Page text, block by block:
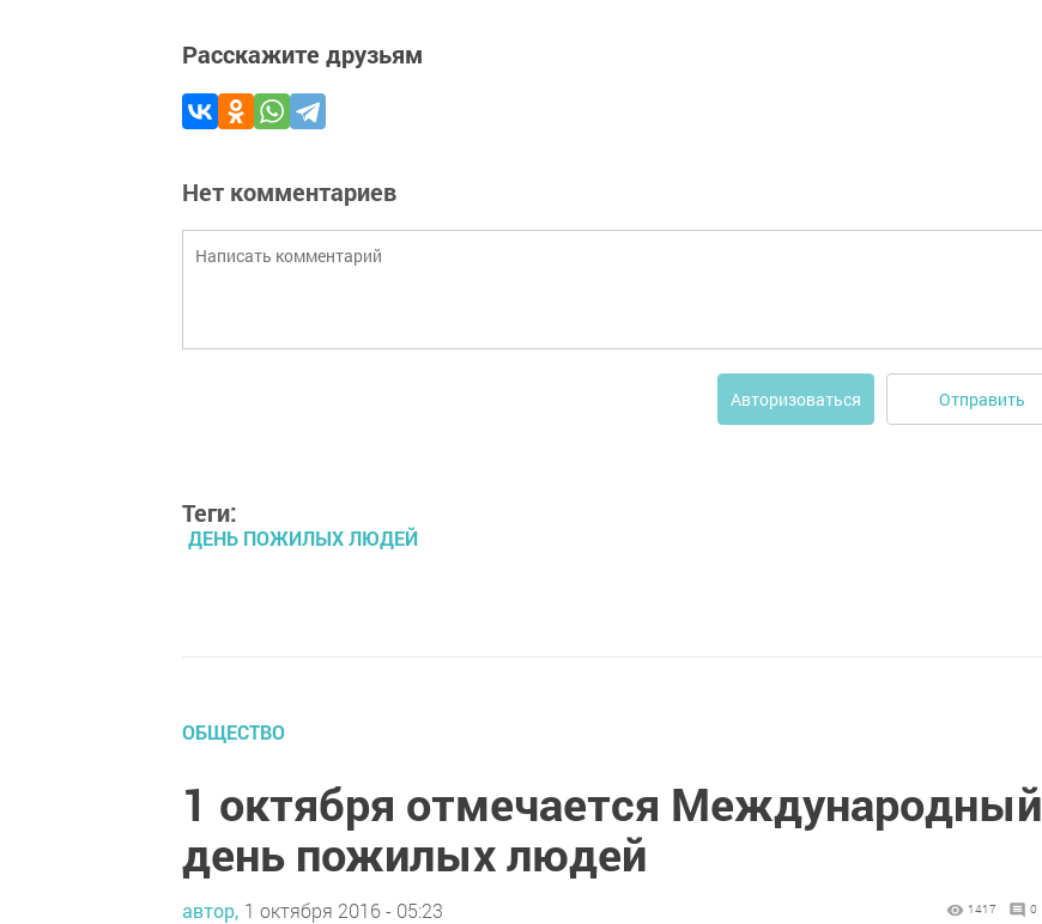
Расскажите друзьям
Нет комментариев
Авторизоваться Отправить
Теги:
ДЕНЬ ПОЖИЛЫХ ЛЮДЕЙ
ОБЩЕСТВО
1 октября отмечается Международный
день пожилых людей
автор, 1 октября 2016 - 05:23 1417 0